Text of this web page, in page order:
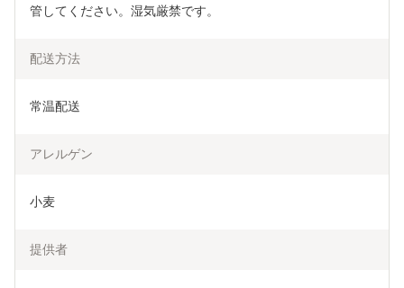
管してください。湿気厳禁です。
配送方法
常温配送
アレルゲン
小麦
提供者